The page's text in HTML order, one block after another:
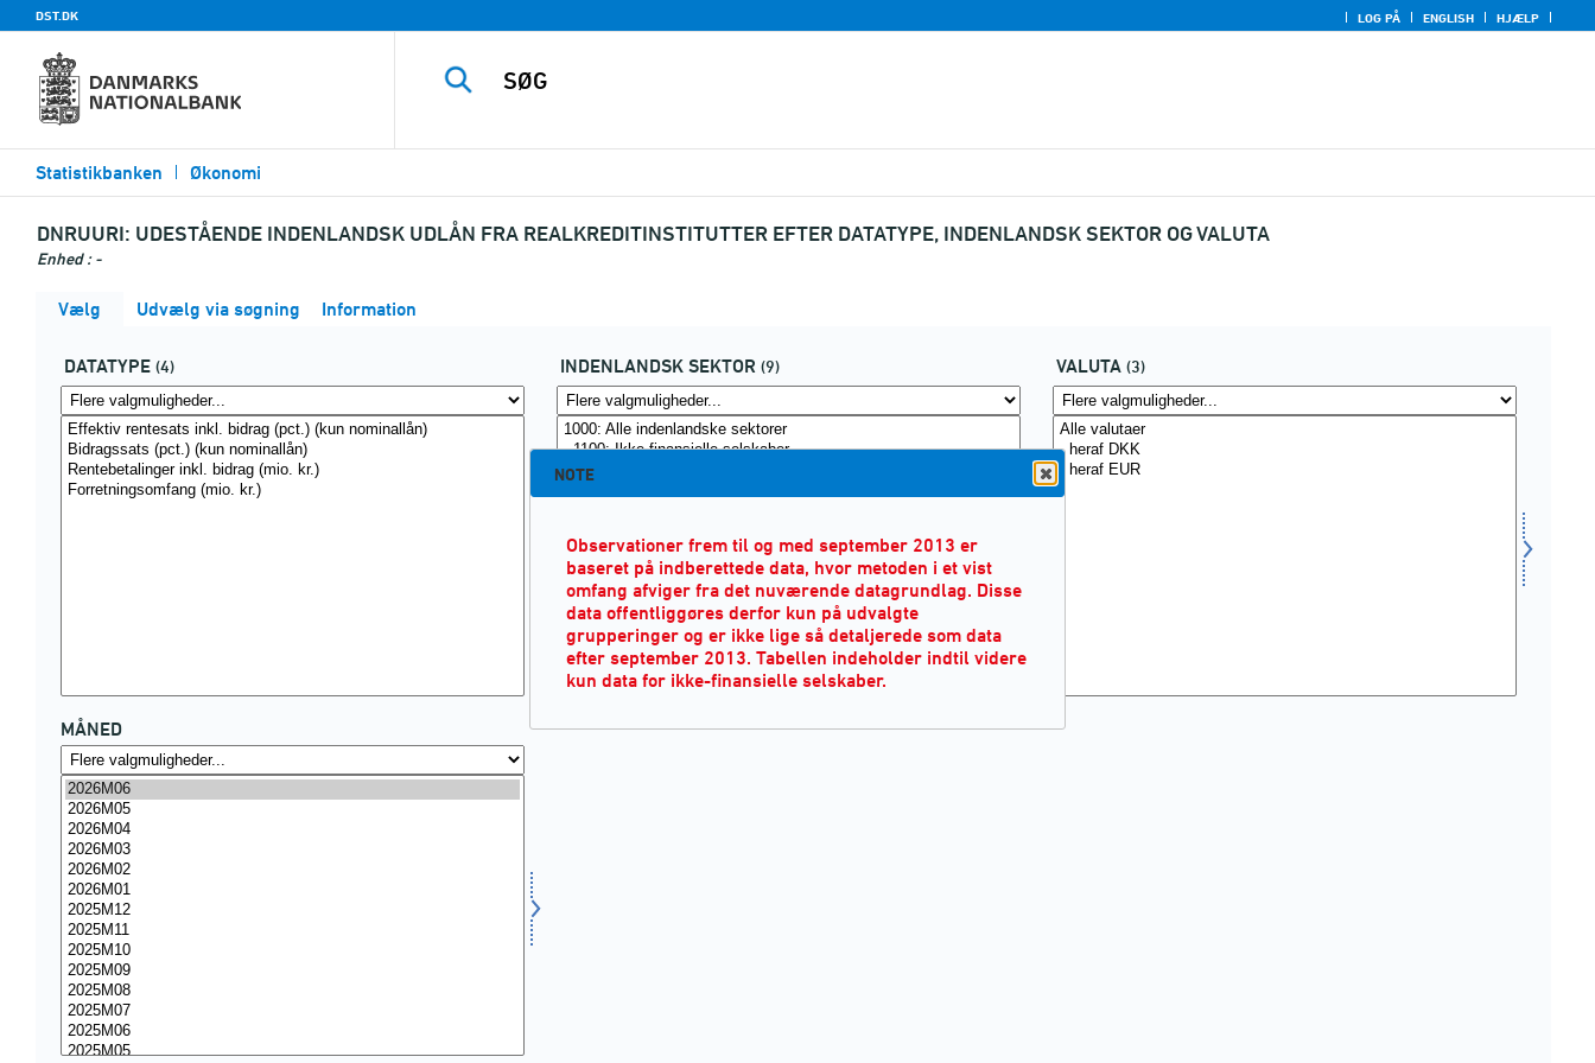
DST.DK LOG PÅ ENGLISH HJÆLP
Statistikbanken Økonomi
DNRUURI: UDESTÅENDE INDENLANDSK UDLÅN FRA REALKREDITINSTITUTTER EFTER DATATYPE, INDENLANDSK SEKTOR OG VALUTA
Enhed : -
Vælg Udvælg via søgning Information
DATATYPE (4) INDENLANDSK SEKTOR (9) VALUTA (3)
MÅNED
NOTE
Observationer frem til og med september 2013 er
baseret på indberettede data, hvor metoden i et vist
omfang afviger fra det nuværende datagrundlag. Disse
data offentliggøres derfor kun på udvalgte
grupperinger og er ikke lige så detaljerede som data
efter september 2013. Tabellen indeholder indtil videre
kun data for ikke-finansielle selskaber.